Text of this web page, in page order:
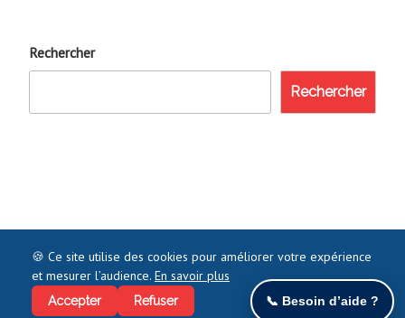
Rechercher
Rechercher
©2021 COMMENTJOINDRE.FR - TOUS DROITS RÉSERVÉS
🍪 Ce site utilise des cookies pour améliorer votre expérience
et mesurer l’audience. En savoir plus
Accepter Refuser 📞 Besoin d’aide ?